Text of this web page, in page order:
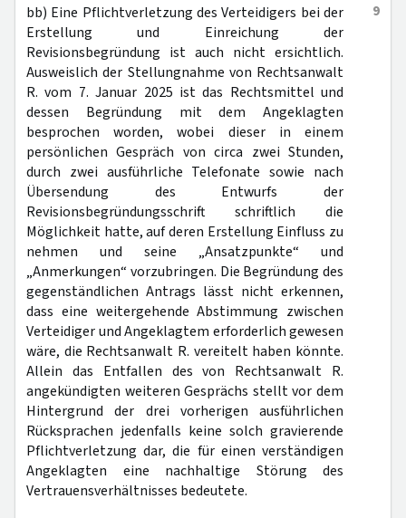
9
bb) Eine Pflichtverletzung des Verteidigers bei der
Erstellung und Einreichung der
Revisionsbegründung ist auch nicht ersichtlich.
Ausweislich der Stellungnahme von Rechtsanwalt
R. vom 7. Januar 2025 ist das Rechtsmittel und
dessen Begründung mit dem Angeklagten
besprochen worden, wobei dieser in einem
persönlichen Gespräch von circa zwei Stunden,
durch zwei ausführliche Telefonate sowie nach
Übersendung des Entwurfs der
Revisionsbegründungsschrift schriftlich die
Möglichkeit hatte, auf deren Erstellung Einfluss zu
nehmen und seine „Ansatzpunkte“ und
„Anmerkungen“ vorzubringen. Die Begründung des
gegenständlichen Antrags lässt nicht erkennen,
dass eine weitergehende Abstimmung zwischen
Verteidiger und Angeklagtem erforderlich gewesen
wäre, die Rechtsanwalt R. vereitelt haben könnte.
Allein das Entfallen des von Rechtsanwalt R.
angekündigten weiteren Gesprächs stellt vor dem
Hintergrund der drei vorherigen ausführlichen
Rücksprachen jedenfalls keine solch gravierende
Pflichtverletzung dar, die für einen verständigen
Angeklagten eine nachhaltige Störung des
Vertrauensverhältnisses bedeutete.